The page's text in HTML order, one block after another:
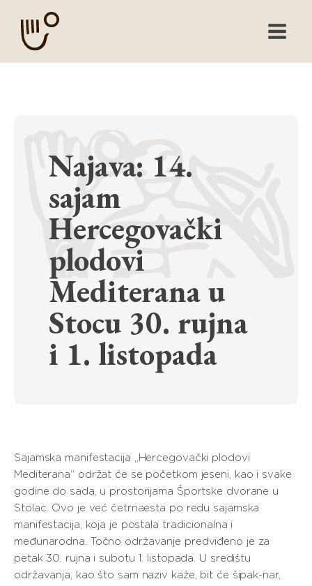
Najava: 14.
sajam
Hercegovački
plodovi
Mediterana u
Stocu 30. rujna
i 1. listopada
Sajamska manifestacija „Hercegovački plodovi
Mediterana“ održat će se početkom jeseni, kao i svake
godine do sada, u prostorijama Športske dvorane u
Stolac. Ovo je već četrnaesta po redu sajamska
manifestacija, koja je postala tradicionalna i
međunarodna. Točno održavanje predviđeno je za
petak 30. rujna i subotu 1. listopada. U središtu
održavanja, kao što sam naziv kaže, bit će šipak-nar,